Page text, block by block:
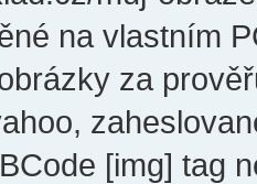
na vlastním
za
[img] tag